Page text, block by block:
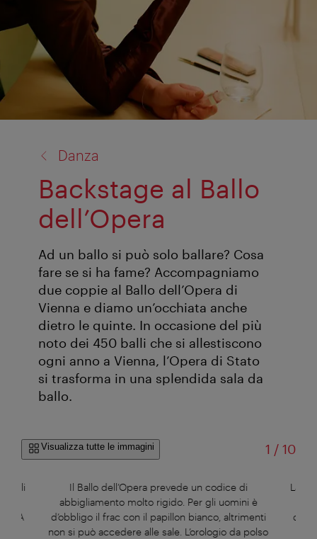
Danza
Backstage al Ballo
dell’Opera
Ad un ballo si può solo ballare? Cosa
fare se si ha fame? Accompagniamo
due coppie al Ballo dell’Opera di
Vienna e diamo un’occhiata anche
dietro le quinte. In occasione del più
noto dei 450 balli che si allestiscono
ogni anno a Vienna, l’Opera di Stato
si trasforma in una splendida sala da
ballo.
Visualizza tutte le immagini 1 /di
10
balli
A
Il Ballo dell’Opera prevede un codice di
abbigliamento molto rigido. Per gli uomini è
d’obbligo il frac con il papillon bianco, altrimenti
non si può accedere alle sale. L’orologio da polso
La